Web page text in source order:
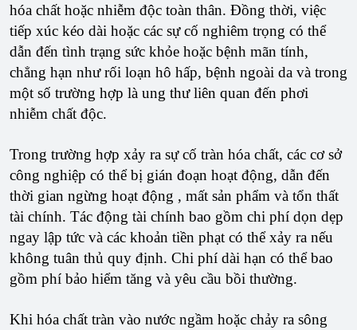
hóa chất hoặc nhiễm độc toàn thân. Đồng thời, việc
tiếp xúc kéo dài hoặc các sự cố nghiêm trọng có thể
dẫn đến tình trạng sức khỏe hoặc bệnh mãn tính,
chẳng hạn như rối loạn hô hấp, bệnh ngoài da và trong
một số trường hợp là ung thư liên quan đến phơi
nhiễm chất độc.
Trong trường hợp xảy ra sự cố tràn hóa chất, các cơ sở
công nghiệp có thể bị gián đoạn hoạt động, dẫn đến
thời gian ngừng hoạt động , mất sản phẩm và tổn thất
tài chính. Tác động tài chính bao gồm chi phí dọn dẹp
ngay lập tức và các khoản tiền phạt có thể xảy ra nếu
không tuân thủ quy định. Chi phí dài hạn có thể bao
gồm phí bảo hiểm tăng và yêu cầu bồi thường.
Khi hóa chất tràn vào nước ngầm hoặc chảy ra sông